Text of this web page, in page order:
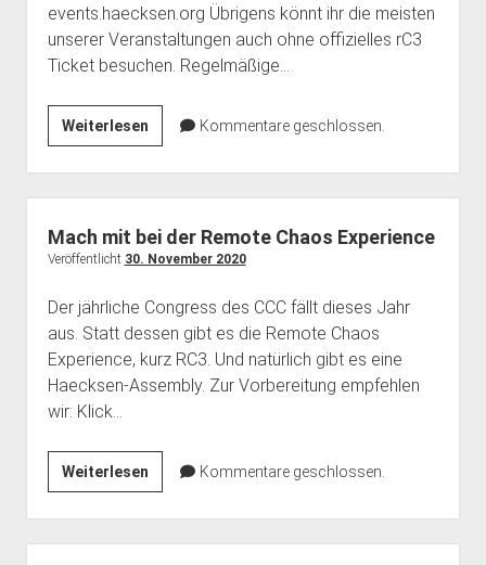
events.haecksen.org Übrigens könnt ihr die meisten
unserer Veranstaltungen auch ohne offizielles rC3
Ticket besuchen. Regelmäßige…
WeiterlesenRC3
Haecksen-
Fahrplan
Kommentare geschlossen.
Mach mit bei der Remote Chaos Experience
Veröffentlicht 30. November 2020
Der jährliche Congress des CCC fällt dieses Jahr
aus. Statt dessen gibt es die Remote Chaos
Experience, kurz RC3. Und natürlich gibt es eine
Haecksen-Assembly. Zur Vorbereitung empfehlen
wir: Klick…
WeiterlesenMach
mit
bei
der
Kommentare geschlossen.